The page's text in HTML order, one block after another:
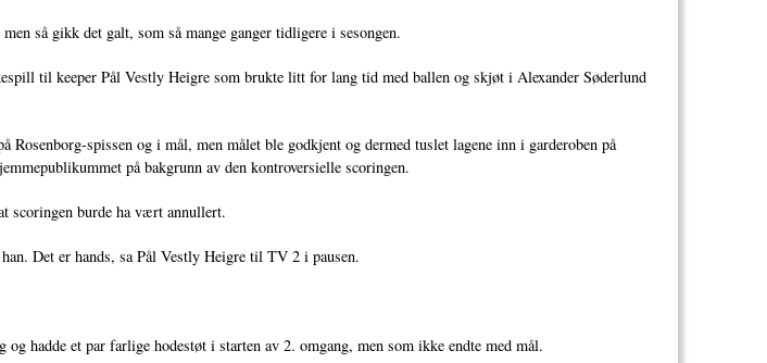
så gikk det galt, som så mange ganger tidligere i sesongen.
til keeper Pål Vestly Heigre som brukte litt for lang tid med ballen og skjøt i Alexander Søderlund
Rosenborg-spissen og i mål, men målet ble godkjent og dermed tuslet lagene inn i garderoben på
på bakgrunn av den kontroversielle scoringen.
scoringen burde ha vært annullert.
Det er hands, sa Pål Vestly Heigre til TV 2 i pausen.
og hadde et par farlige hodestøt i starten av 2. omgang, men som ikke endte med mål.